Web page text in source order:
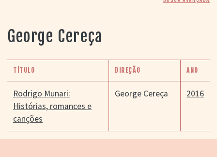
PORTAL DO
CINEMA GAÚCHO
> LISTA DE FILMES
> FILMOGRAFIAS DE
CINEASTAS
> DISCOGRAFIAS
> BIBLIOGRAFIAS
CONTATO E
George Cereça
TÍTULO DIREÇÃO ANO
Rodrigo Munari:
Histórias, romances e
canções
George Cereça 2016